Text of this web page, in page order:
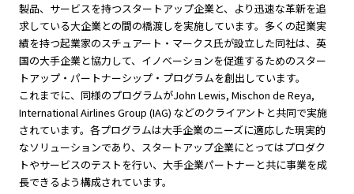
製品、サービスを持つスタートアップ企業と、より迅速な革新を追
求している大企業との間の橋渡しを実施しています。多くの起業実
績を持つ起業家のスチュアート・マークス氏が設立した同社は、英
国の大手企業と協力して、イノベーションを促進するためのスター
トアップ・パートナーシップ・プログラムを創出しています。
これまでに、同様のプログラムがJohn Lewis, Mischon de Reya,
International Airlines Group (IAG) などのクライアントと共同で実施
されています。各プログラムは大手企業のニーズに適応した現実的
なソリューションであり、スタートアップ企業にとってはプロダク
トやサービスのテストを行い、大手企業パートナーと共に事業を成
長できるよう構成されています。